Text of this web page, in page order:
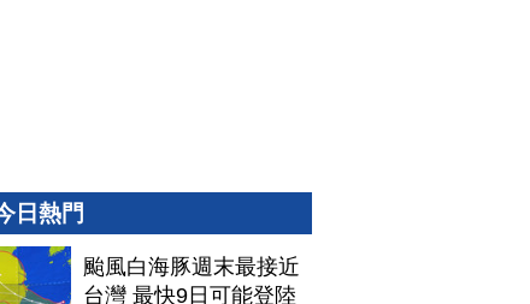
日熱門
颱風白海豚週末最接近
台灣 最快9日可能登陸